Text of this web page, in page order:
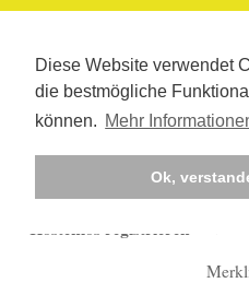
Diese Website verwendet
die bestmögliche
können. Mehr
Ok,
Kostenlos registrieren